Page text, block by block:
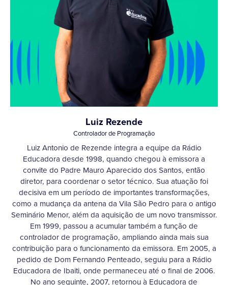
Luiz Rezende
Controlador de Programação
Luiz Antonio de Rezende integra a equipe da Rádio
Educadora desde 1998, quando chegou à emissora a
convite do Padre Mauro Aparecido dos Santos, então
diretor, para coordenar o setor técnico. Sua atuação foi
decisiva em um período de importantes transformações,
como a mudança da antena da Vila São Pedro para o antigo
Seminário Menor, além da aquisição de um novo transmissor.
Em 1999, passou a acumular também a função de
controlador de programação, ampliando ainda mais sua
contribuição para o funcionamento da emissora. Em 2005, a
pedido de Dom Fernando Penteado, seguiu para a Rádio
Educadora de Ibaiti, onde permaneceu até o final de 2006.
No ano seguinte, 2007, retornou à Educadora de